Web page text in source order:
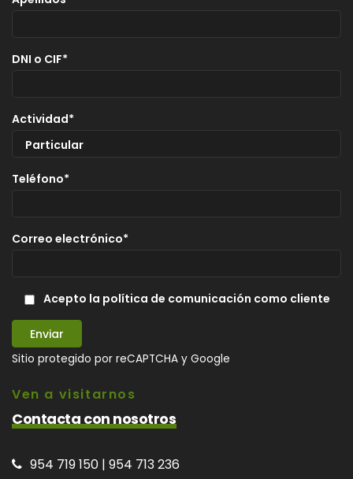
DNI o CIF*
Actividad*
Teléfono*
Correo electrónico*
Acepto la política de comunicación como cliente
Sitio protegido por reCAPTCHA y Google
Ven a visitarnos
Contacta con nosotros
954 719 150 | 954 713 236